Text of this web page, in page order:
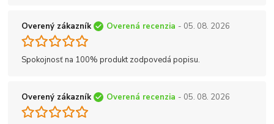
Overený zákazník Overená recenzia - 05. 08. 2026
Spokojnosť na 100% produkt zodpovedá popisu.
Overený zákazník Overená recenzia - 05. 08. 2026